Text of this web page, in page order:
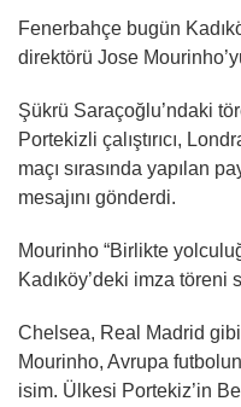
Fenerbahçe bugün
direktörü Jose
Şükrü Saraçoğlu’ndaki
Portekizli çalıştırıcı,
maçı sırasında yapılan
mesajını gönderdi.
Mourinho “Birlikte
Kadıköy’deki imza töreni
Chelsea, Real Madrid
Mourinho, Avrupa
isim. Ülkesi Portekiz’in